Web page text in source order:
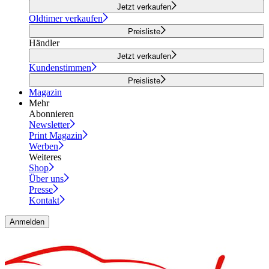
Jetzt verkaufen
Oldtimer verkaufen
Preisliste
Händler
Jetzt verkaufen
Kundenstimmen
Preisliste
Magazin
Mehr
Abonnieren
Newsletter
Print Magazin
Werben
Weiteres
Shop
Über uns
Presse
Kontakt
Anmelden